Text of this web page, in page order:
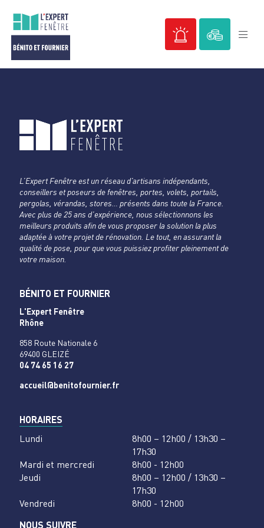
L’Expert Fenêtre est un réseau d’artisans indépendants,
conseillers et poseurs de fenêtres, portes, volets, portails,
pergolas, vérandas, stores… présents dans toute la France.
Avec plus de 25 ans d’expérience, nous sélectionnons les
meilleurs produits afin de vous proposer la solution la plus
adaptée à votre projet de rénovation. Le tout, en assurant la
qualité de pose, pour que vous puissiez profiter pleinement de
votre maison.
BÉNITO ET FOURNIER
L'Expert Fenêtre
Rhône
858 Route Nationale 6
69400 GLEIZÉ
04 74 65 16 27
accueil@benitofournier.fr
HORAIRES
Lundi
8h00 – 12h00 / 13h30 –
17h30
Mardi et mercredi
8h00 - 12h00
Jeudi
8h00 – 12h00 / 13h30 –
17h30
Vendredi
8h00 - 12h00
NOUS SUIVRE